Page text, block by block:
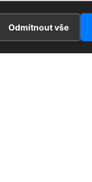
Odmítnout vše